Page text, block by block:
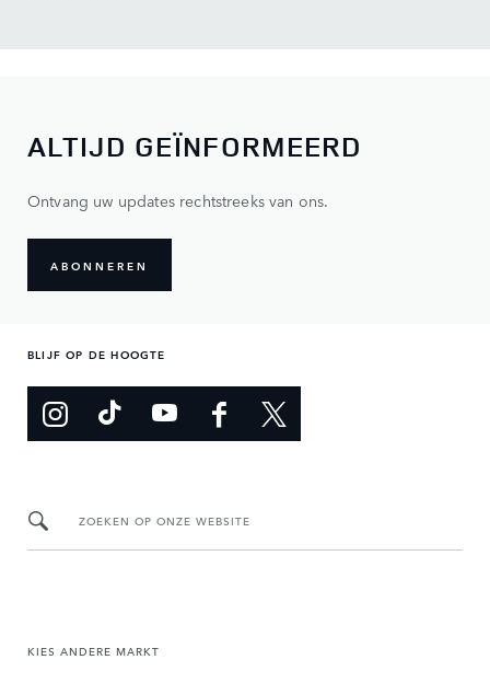
ALTIJD GEÏNFORMEERD
Ontvang uw updates rechtstreeks van ons.
ABONNEREN
BLIJF OP DE HOOGTE
ZOEKEN OP ONZE WEBSITE
KIES ANDERE MARKT